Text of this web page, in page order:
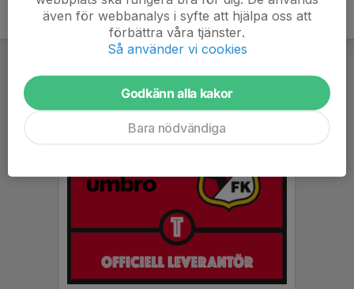
även för webbanalys i syfte att hjälpa oss att
förbättra våra tjänster.
Så använder vi cookies
Godkänn alla kakor
Bara nödvändiga